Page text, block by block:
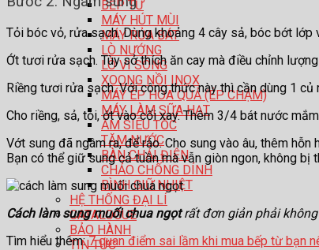
BẾP TỪ
MÁY HÚT MÙI
MÁY RỬA BÁT
LÒ NƯỚNG
LÒ VI SÓNG
XOONG NỒI INOX
MÁY ÉP HOA QUẢ (ÉP CHẬM)
MÁY LÀM SỮA HẠT
ẤM SIÊU TỐC
TĂM NƯỚC
BÀN CHẢI ĐIỆN
CHẢO CHỐNG DÍNH
BÌNH GIỮ NHIỆT
HỆ THỐNG ĐẠI LÍ
CATALOGUE
BẢO HÀNH
TIN TỨC
Tỏi bóc vỏ, rửa sạch. Dùng khoảng 4 cây sả, bóc bớt lớp
Ớt tươi rửa sạch. Tùy sở thích ăn cay mà điều chỉnh
Riềng tươi rửa sạch. Với công thức này thì cần dùng 1 củ
Cho riềng, sả, tỏi, ớt vào cối xay. Thêm 3/4 bát nước
Vớt sung đã ngâm ra, để ráo. Cho sung vào âu, thêm
Bạn có thể giữ sung cả tuần mà vẫn giòn ngon, không bị
Cách làm sung muối chua ngọtrất đơn giản phải
Tìm hiểu thêm:7 quan điểm sai lầm khi mua bếp từ bạn